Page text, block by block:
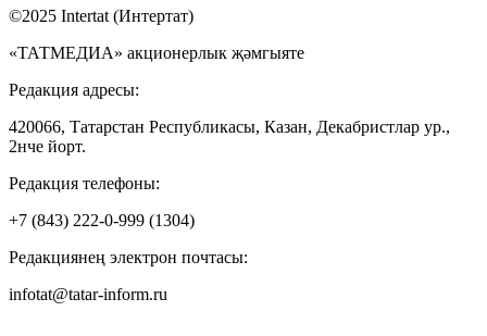
©2025 Intertat (Интертат)
«ТАТМЕДИА» акционерлык җәмгыяте
Редакция адресы:
420066, Татарстан Республикасы, Казан, Декабристлар ур.,
2нче йорт.
Редакция телефоны:
+7 (843) 222-0-999 (1304)
Редакциянең электрон почтасы:
infotat@tatar-inform.ru